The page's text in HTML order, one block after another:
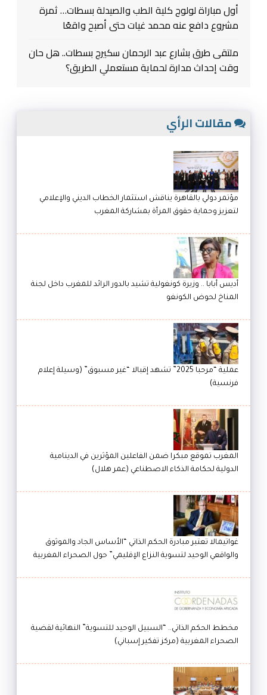
أول مباراة لولوج كلية الطب والصيدلة بسطات… ثمرة
مشروع دافع عنه محمد غيات حتى أصبح واقعًا
ملتقى طرق بشارع عبد الرحمان سكيرج بسطات.. هل حان
وقت إحداث مدارة لحماية مستعملي الطريق؟
مقالات الرأي
مؤتمر دولي بالقاهرة يناقش استثمار الخطاب الديني والإعلامي
لتعزيز وحماية حقوق المرأة بمشاركة المغرب
أديس أبابا .. وزيرة كونغولية تشيد بالدور الرائد للمغرب داخل لجنة
المناخ لحوض الكونغو
عملية “مرحبا 2025” تشهد إقبالا “غير مسبوق” (وسيلة إعلام
فرنسية)
المغرب تموقع مبكرا ضمن الفاعلين المؤثرين في الدينامية
الدولية لحكامة الذكاء الاصطناعي (عمر هلال)
غواتيمالا تعتبر مبادرة الحكم الذاتي “الأساس الجاد والموثوق
والواقعي الوحيد لتسوية النزاع الإقليمي” حول الصحراء المغربية
مخطط الحكم الذاتي.. “السبيل الوحيد للتسوية” النهائية لقضية
الصحراء المغربية (مركز تفكير إسباني)